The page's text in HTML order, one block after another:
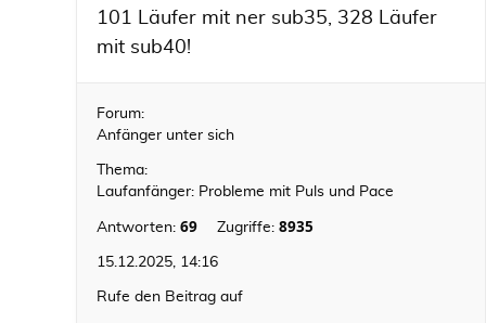
101 Läufer mit ner sub35, 328 Läufer
mit sub40!
Forum:
Anfänger unter sich
Thema:
Laufanfänger: Probleme mit Puls und Pace
Antworten: 69 Zugriffe: 8935
15.12.2025, 14:16
Rufe den Beitrag auf